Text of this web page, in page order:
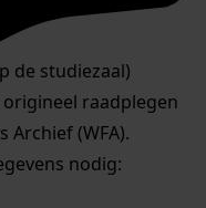
de studiezaal)
raadplegen
Archief (WFA).
nodig: